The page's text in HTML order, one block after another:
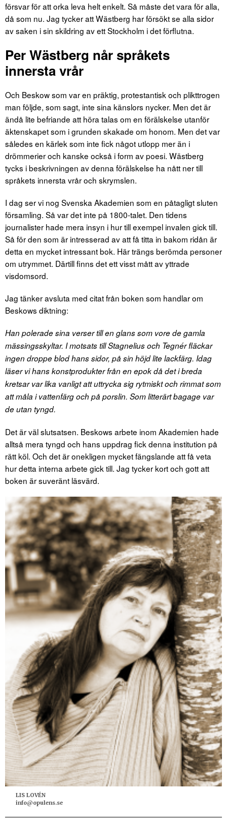
försvar för att orka leva helt enkelt. Så måste det vara för alla,
då som nu. Jag tycker att Wästberg har försökt se alla sidor
av saken i sin skildring av ett Stockholm i det förflutna.
Per Wästberg når språkets
innersta vrår
Och Beskow som var en präktig, protestantisk och plikttrogen
man följde, som sagt, inte sina känslors nycker. Men det är
ändå lite befriande att höra talas om en förälskelse utanför
äktenskapet som i grunden skakade om honom. Men det var
således en kärlek som inte fick något utlopp mer än i
drömmerier och kanske också i form av poesi. Wästberg
tycks i beskrivningen av denna förälskelse ha nått ner till
språkets innersta vrår och skrymslen.
I dag ser vi nog Svenska Akademien som en påtagligt sluten
församling. Så var det inte på 1800-talet. Den tidens
journalister hade mera insyn i hur till exempel invalen gick till.
Så för den som är intresserad av att få titta in bakom ridån är
detta en mycket intressant bok. Här trängs berömda personer
om utrymmet. Därtill finns det ett visst mått av yttrade
visdomsord.
Jag tänker avsluta med citat från boken som handlar om
Beskows diktning:
Han polerade sina verser till en glans som vore de gamla
mässingsskyltar. I motsats till Stagnelius och Tegnér fläckar
ingen droppe blod hans sidor, på sin höjd lite lackfärg. Idag
läser vi hans konstprodukter från en epok då det i breda
kretsar var lika vanligt att uttrycka sig rytmiskt och rimmat som
att måla i vattenfärg och på porslin. Som litterärt bagage var
de utan tyngd.
Det är väl slutsatsen. Beskows arbete inom Akademien hade
alltså mera tyngd och hans uppdrag fick denna institution på
rätt köl. Och det är onekligen mycket fängslande att få veta
hur detta interna arbete gick till. Jag tycker kort och gott att
boken är suveränt läsvärd.
LIS LOVÉN
info@opulens.se